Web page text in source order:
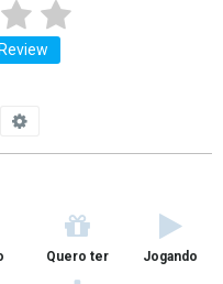
Quero ter Jogando